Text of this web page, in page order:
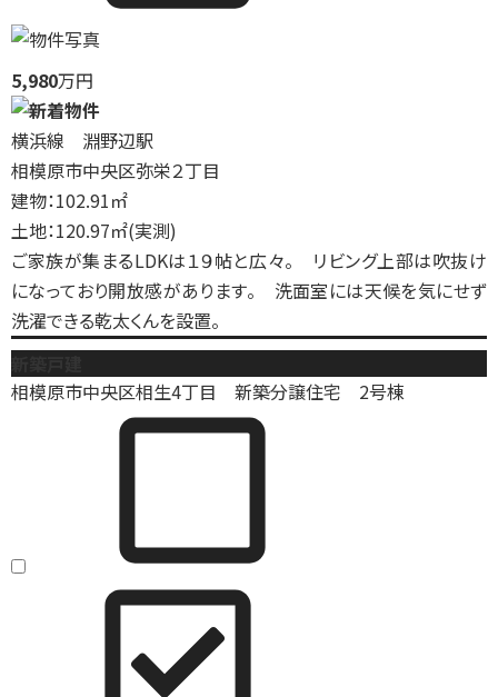
5,980万円
横浜線 淵野辺駅
相模原市中央区弥栄２丁目
建物：102.91㎡
土地：120.97㎡(実測)
ご家族が集まるLDKは１９帖と広々。 リビング上部は吹抜け
になっており開放感があります。 洗面室には天候を気にせず
洗濯できる乾太くんを設置。
相模原市中央区相生4丁目 新築分譲住宅 2号棟